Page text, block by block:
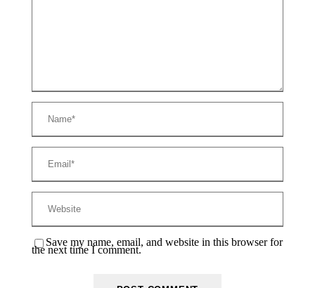
Save my name, email, and website in this browser for
the next time I comment.